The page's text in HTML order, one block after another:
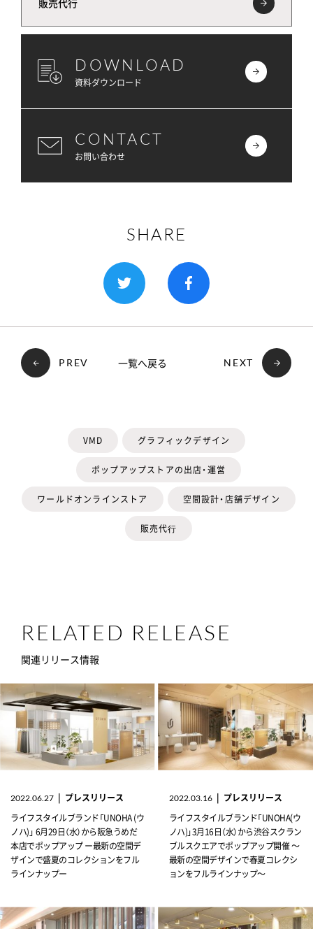
販売代行
DOWNLOAD
資料ダウンロード
CONTACT
お問い合わせ
SHARE
PREV 一覧へ戻る NEXT
VMD グラフィックデザイン
ポップアップストアの出店・運営
ワールドオンラインストア 空間設計・店舗デザイン
販売代⾏
RELATED RELEASE
関連リリース情報
2022.06.27 | プレスリリース
ライフスタイルブランド「UNOHA (ウ
ノハ)」 6月29日（水）から阪急うめだ
本店でポップアップ ー最新の空間デ
ザインで盛夏のコレクションをフル
ラインナップー
2022.03.16 | プレスリリース
ライフスタイルブランド「UNOHA(ウ
ノハ)」3月16日（水）から渋谷スクラン
ブルスクエアでポップアップ開催 ～
最新の空間デザインで春夏コレクシ
ョンをフルラインナップ～